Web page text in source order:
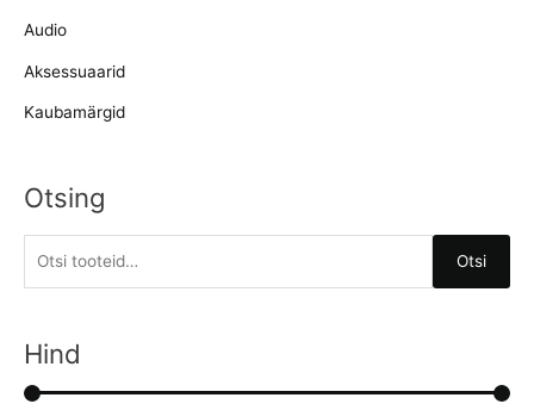
Audio
Aksessuaarid
Kaubamärgid
Otsing
Otsi
Hind